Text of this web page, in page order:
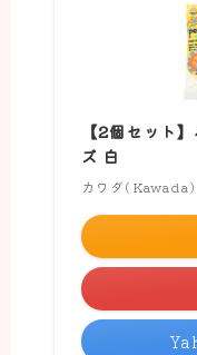
【2個セット
ズ 白
カワダ(Kawada)